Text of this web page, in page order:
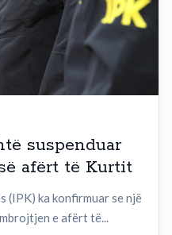
suspenduar
afërt të Kurtit
ka konfirmuar se një
e afërt të...